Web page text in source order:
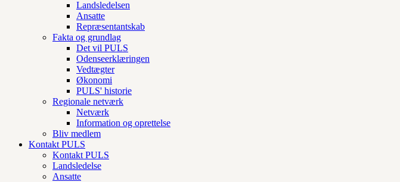
Landsledelsen
Ansatte
Repræsentantskab
Fakta og grundlag
Det vil PULS
Odenseerklæringen
Vedtægter
Økonomi
PULS' historie
Regionale netværk
Netværk
Information og oprettelse
Bliv medlem
Kontakt PULS
Kontakt PULS
Landsledelse
Ansatte